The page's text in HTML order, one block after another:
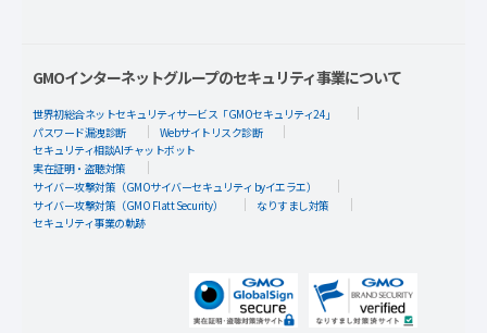
GMOインターネットグループのセキュリティ事業について
世界初総合ネットセキュリティサービス「GMOセキュリティ24」
パスワード漏洩診断
Webサイトリスク診断
セキュリティ相談AIチャットボット
実在証明・盗聴対策
サイバー攻撃対策（GMOサイバーセキュリティ byイエラエ）
サイバー攻撃対策（GMO Flatt Security）
なりすまし対策
セキュリティ事業の軌跡